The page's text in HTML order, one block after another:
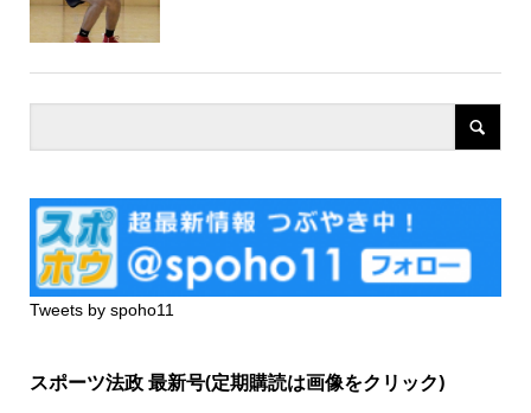
Tweets by spoho11
スポーツ法政 最新号(定期購読は画像をクリック)